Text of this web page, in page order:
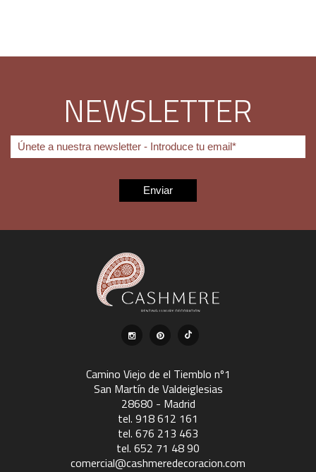
NEWSLETTER
Camino Viejo de el Tiemblo nº1
San Martín de Valdeiglesias
28680 - Madrid
tel. 918 612 161
tel. 676 213 463
tel. 652 71 48 90
comercial@cashmeredecoracion.com